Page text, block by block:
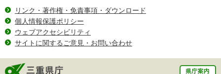
リンク・著作権・免責事項・ダウンロード
個人情報保護ポリシー
ウェブアクセシビリティ
サイトに関するご意見・お問い合わせ